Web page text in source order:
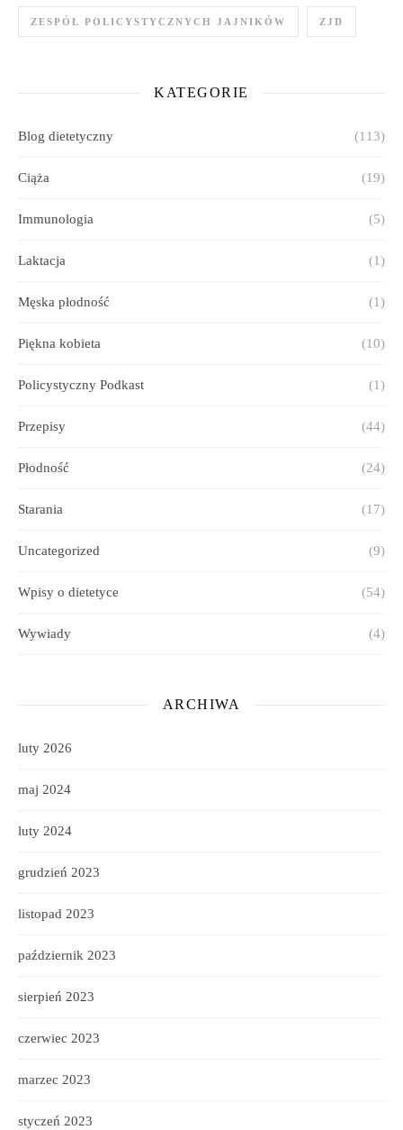
ZESPÓŁ POLICYSTYCZNYCH JAJNIKÓW ZJD
KATEGORIE
Blog dietetyczny (113)
Ciąża (19)
Immunologia (5)
Laktacja (1)
Męska płodność (1)
Piękna kobieta (10)
Policystyczny Podkast (1)
Przepisy (44)
Płodność (24)
Starania (17)
Uncategorized (9)
Wpisy o dietetyce (54)
Wywiady (4)
ARCHIWA
luty 2026
maj 2024
luty 2024
grudzień 2023
listopad 2023
październik 2023
sierpień 2023
czerwiec 2023
marzec 2023
styczeń 2023